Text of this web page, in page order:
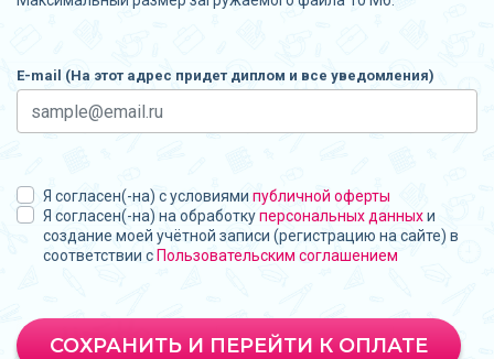
E-mail (На этот адрес придет диплом и все уведомления)
Я согласен(-на) с условиями публичной оферты
Я согласен(-на) на обработкуперсональных данныхи
создание моей учётной записи (регистрацию на сайте) в
соответствии с Пользовательским соглашением
СОХРАНИТЬ И ПЕРЕЙТИ К ОПЛАТЕ